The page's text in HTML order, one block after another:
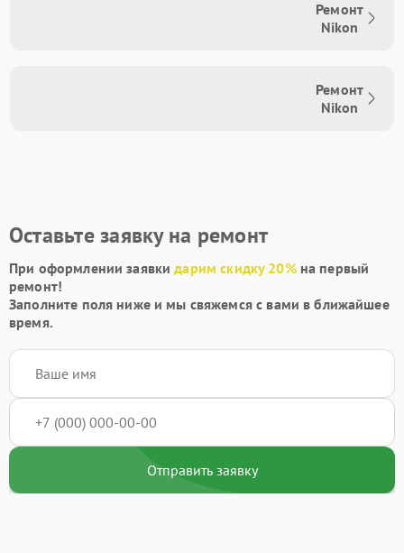
Ремонт
Nikon
Ремонт
Nikon
Оставьте заявку на ремонт
При оформлении заявкидарим скидку 20%на первый
ремонт!
Заполните поля ниже и мы свяжемся с вами в ближайшее
время.
Отправить заявку